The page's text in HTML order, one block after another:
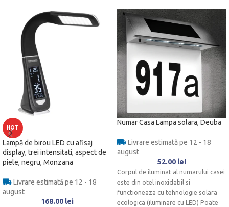
HOT
Lampă de birou LED cu afisaj
display, trei intensitati, aspect de
piele, negru, Monzana
Livrare estimată pe 12 - 18
august
168.00 lei
Numar Casa Lampa solara, Deuba
Livrare estimată pe 12 - 18
august
52.00 lei
Corpul de iluminat al numarului casei
este din otel inoxidabil si
functioneaza cu tehnologie solara
ecologica (iluminare cu LED) Poate